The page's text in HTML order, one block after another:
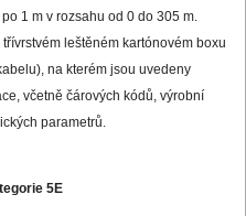
1 m v rozsahu od 0 do 305 m.
leštěném kartónovém boxu
na kterém jsou uvedeny
včetně čárových kódů, výrobní
parametrů.
5E